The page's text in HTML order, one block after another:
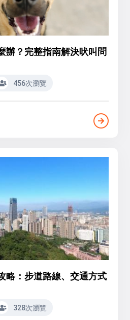
辦？完整指南解決吠叫問
456次瀏覽
略：步道路線、交通方式
328次瀏覽